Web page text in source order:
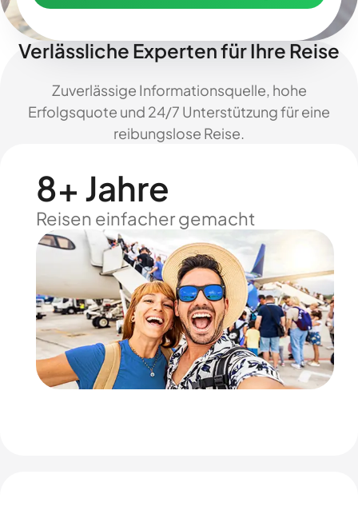
Verlässliche Experten für Ihre Reise
Zuverlässige Informationsquelle, hohe
Erfolgsquote und 24/7 Unterstützung für eine
reibungslose Reise.
8+ Jahre
Reisen einfacher gemacht